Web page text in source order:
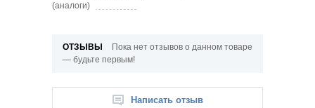
(аналоги)
ОТЗЫВЫ
Пока нет отзывов о данном товаре
— будьте первым!
Написать отзыв